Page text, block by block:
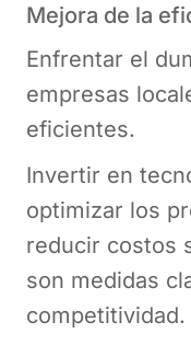
Mejora de la
Enfrentar el
empresas
eficientes.
Invertir en
optimizar los
reducir costos
son medidas
competitividad.